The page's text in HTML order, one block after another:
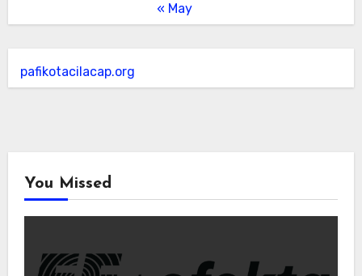
« May
pafikotacilacap.org
You Missed